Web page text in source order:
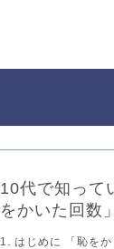
10代で知って
をかいた回数
1. はじめに 「恥を